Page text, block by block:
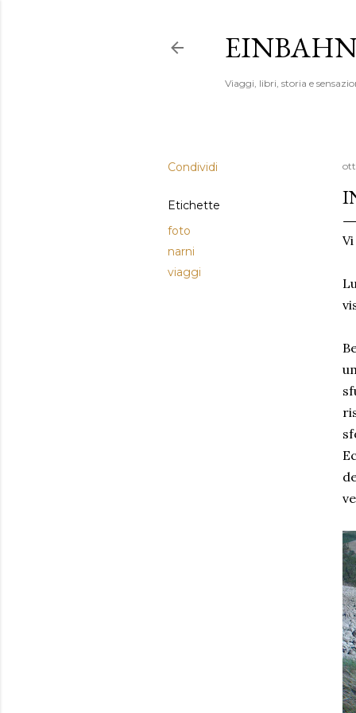
Viaggi, libri, storia e
Condividi
Etichette
foto
narni
viaggi